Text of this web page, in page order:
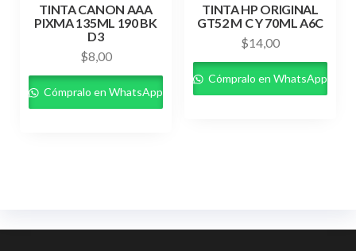
TINTA CANON AAA
PIXMA 135ML 190 BK
D3
$8,00
Cómpralo en WhatsApp
TINTA HP ORIGINAL
GT52 M C Y 70ML A6C
$14,00
Cómpralo en WhatsApp